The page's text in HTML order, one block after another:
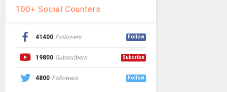
100+ Social Counters
41400 Followers Follow
19800 Subscribers Subcribe
4800 Followers Follow